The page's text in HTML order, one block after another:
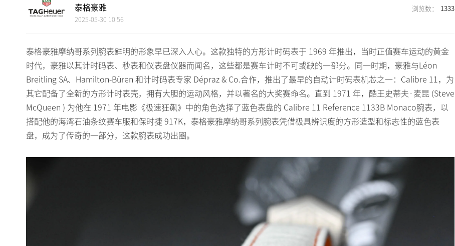
泰格豪雅
2025-05-30 10:56
1333
泰格豪雅摩纳哥系列腕表鲜明的形象早已深入人心。这款独特的方形计时码表于 1969 年推出，当时正值赛车运动的黄金
时代，豪雅以其计时码表、秒表和仪表盘仪器而闻名，这些都是赛车计时不可或缺的一部分。同一时期，豪雅与Léon
Breitling SA、Hamilton-Büren 和计时码表专家 Dépraz & Co.合作，推出了最早的自动计时码表机芯之一：Calibre 11，为
其它配备了全新的方形计时表壳，拥有大胆的运动风格，并以著名的大奖赛命名。直到 1971 年，酷王史蒂夫·麦昆 (Steve
McQueen ) 为他在 1971 年电影《极速狂飙》中的角色选择了蓝色表盘的 Calibre 11 Reference 1133B Monaco腕表，以
搭配他的海湾石油条纹赛车服和保时捷 917K，泰格豪雅摩纳哥系列腕表凭借极具辨识度的方形造型和标志性的蓝色表
盘，成为了传奇的一部分，这款腕表成功出圈。